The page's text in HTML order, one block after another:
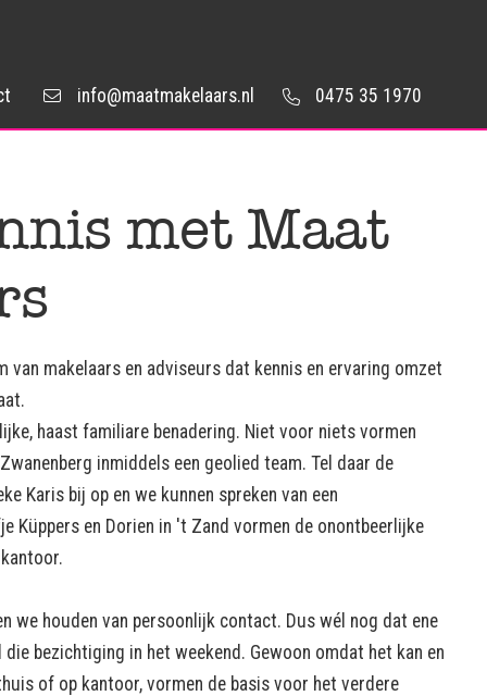
info@maatmakelaars.nl 0475 35 1970
met Maat
van makelaars en adviseurs dat kennis en ervaring omzet
haast familiare benadering. Niet voor niets vormen
inmiddels een geolied team. Tel daar de
Karis bij op en we kunnen spreken van een
Küppers en Dorien in 't Zand vormen de onontbeerlijke
we houden van persoonlijk contact. Dus wél nog dat ene
bezichtiging in het weekend. Gewoon omdat het kan en
of op kantoor, vormen de basis voor het verdere